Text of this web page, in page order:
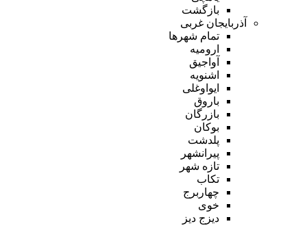
بازگشت
آذربایجان غربی
تمام شهر‌ها
ارومیه
آواجیق
اشنویه
ایواوغلی
باروق
بازرگان
بوکان
پلدشت
پیرانشهر
تازه شهر
تکاب
چهاربرج
خوی
دیزج دیز